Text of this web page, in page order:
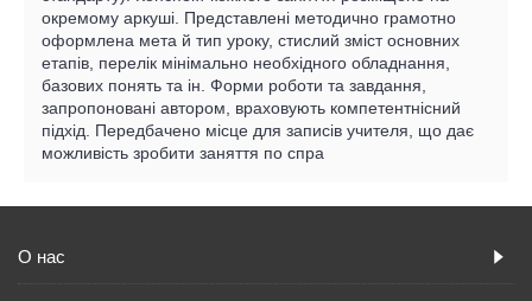
окремому аркуші. Представлені методично грамотно
оформлена мета й тип уроку, стислий зміст основних
етапів, перелік мінімально необхідного обладнання,
базових понять та ін. Форми роботи та завдання,
запропоновані автором, враховують компетентнісний
підхід. Передбачено місце для записів учителя, що дає
можливість зробити заняття по спра
О нас